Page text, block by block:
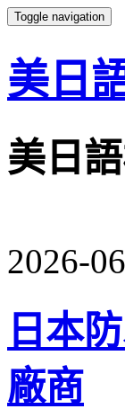
Toggle navigation
美日
美日
2026-
日本
廠商